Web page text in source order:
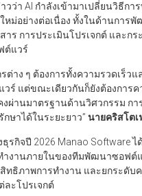
วว่า AI กำลังเข้ามาเปลี่ยนวิธีก
หม่อย่างต่อเนื่อง ทั้งในด้านการ
าร การประเมินโปรเจกต์ และก
ต์แวร์
ต่าง ๆ ต้องการทั้งความรวดเร็ว
ร์ แต่ขณะเดียวกันก็ยังต้องการค
ผ่านมาตรฐานด้านวิศวกรรม ก
ษาได้ในระยะยาว” นายคริสโตเ
รกิจปี 2026 Manao Software ไ
ำงานภายในของทีมพัฒนาซอฟต์
ทธิภาพการทำงาน และยกระดับ
ละโปรเจกต์